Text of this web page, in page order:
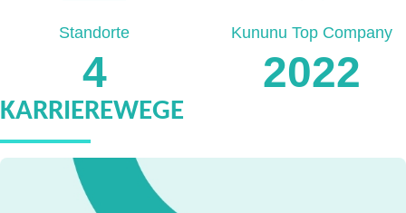
4
Standorte
2022
Kununu Top Company
KARRIEREWEGE